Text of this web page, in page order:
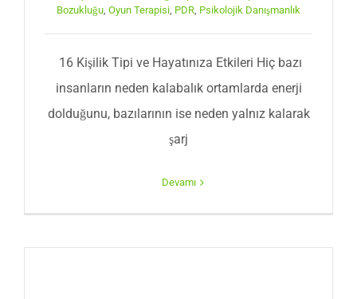
Bozukluğu, Oyun Terapisi, PDR, Psikolojik Danışmanlık
16 Kişilik Tipi ve Hayatınıza Etkileri Hiç bazı
insanların neden kalabalık ortamlarda enerji
dolduğunu, bazılarının ise neden yalnız kalarak
şarj
Devamı